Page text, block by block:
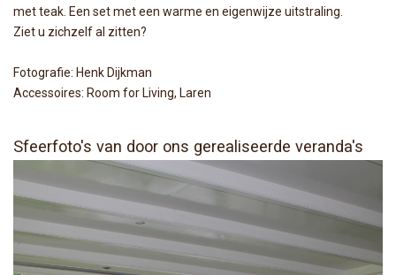
met teak. Een set met een warme en eigenwijze uitstraling.
Ziet u zichzelf al zitten?
Fotografie: Henk Dijkman
Accessoires: Room for Living, Laren
Sfeerfoto's van door ons gerealiseerde veranda's